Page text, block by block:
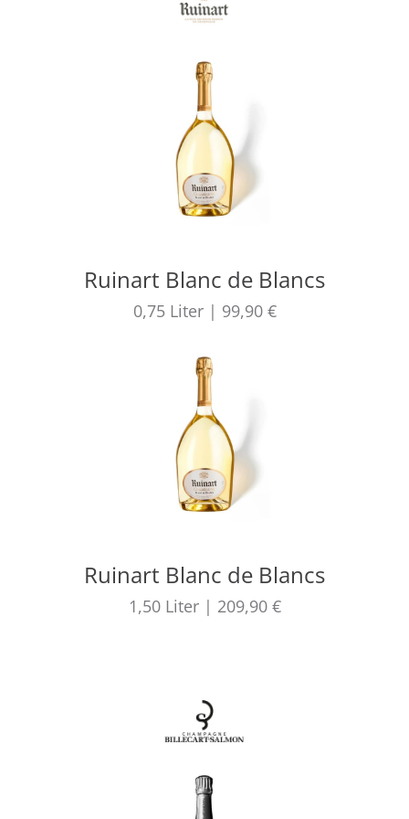
Ruinart Blanc de Blancs
0,75 Liter | 99,90 €
Ruinart Blanc de Blancs
1,50 Liter | 209,90 €